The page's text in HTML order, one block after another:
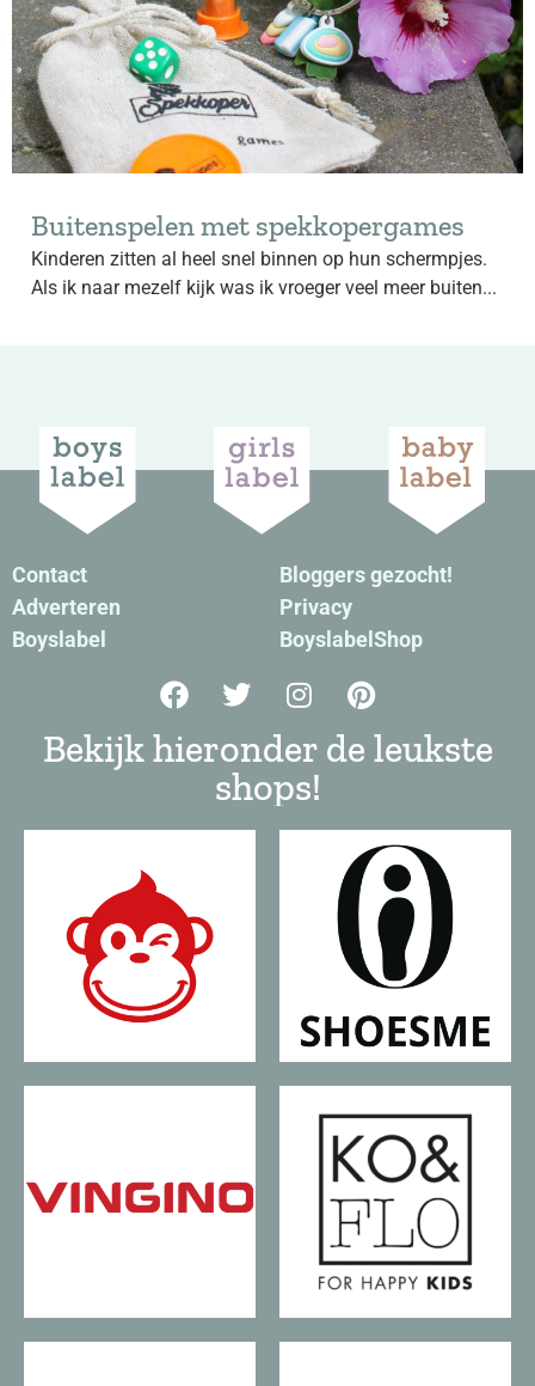
Buitenspelen met spekkopergames
Kinderen zitten al heel snel binnen op hun schermpjes.
Als ik naar mezelf kijk was ik vroeger veel meer buiten...
Contact
Adverteren
Boyslabel
Bloggers gezocht!
Privacy
BoyslabelShop
Bekijk hieronder de leukste
shops!